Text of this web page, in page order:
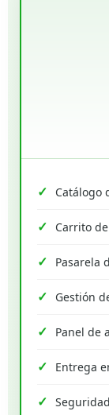
Catálogo
Carrito
Pasarela
Gestión
Panel de
Entrega